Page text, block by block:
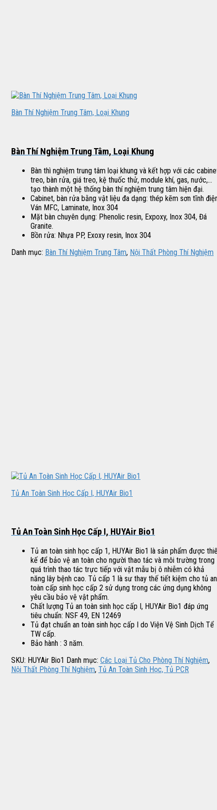
Bàn Thí Nghiệm Trung Tâm, Loại Khung
Bàn Thí Nghiệm Trung Tâm, Loại Khung
Bàn thì nghiệm trung tâm loại khung và kết hợp với các
treo, bàn rửa, giá treo, kệ thuốc thử, module khí, gas, nước,…
tạo thành một hệ thống bàn thí nghiệm trung tâm hiện đại.
Cabinet, bàn rửa bằng vật liệu đa dạng: thép kẽm sơn tĩnh
Ván MFC, Laminate, Inox 304
Mặt bàn chuyên dụng: Phenolic resin, Expoxy, Inox 304, Đá
Granite.
Bồn rửa: Nhựa PP, Exoxy resin, Inox 304
Danh mục: Bàn Thí Nghiệm Trung Tâm, Nội Thất Phòng Thí Nghiệm
Tủ An Toàn Sinh Học Cấp I, HUYAir Bio1
Tủ An Toàn Sinh Học Cấp I, HUYAir Bio1
Tủ an toàn sinh học cấp 1, HUYAir Bio1 là sản phẩm được
kế để bảo vệ an toàn cho người thao tác và môi trường trong
quá trình thao tác trực tiếp với vật mẫu bị ô nhiễm có khả
năng lây bệnh cao. Tủ cấp 1 là sư thay thế tiết kiệm cho tủ an
toàn cấp sinh học cấp 2 sử dụng trong các ứng dụng không
yêu cầu bảo vệ vật phẩm.
Chất lượng Tủ an toàn sinh học cấp I, HUYAir Bio1 đáp ứng
tiêu chuẩn: NSF 49, EN 12469
Tủ đạt chuẩn an toàn sinh học cấp I do Viện Vệ Sinh Dịch Tể
TW cấp.
Bảo hành : 3 năm.
SKU: HUYAir Bio1 Danh mục: Các Loại Tủ Cho Phòng Thí Nghiệm,
Nội Thất Phòng Thí Nghiệm, Tủ An Toàn Sinh Học, Tủ PCR